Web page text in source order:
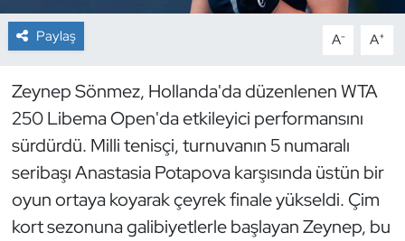
Paylaş A- A+
Zeynep Sönmez, Hollanda'da düzenlenen WTA
250 Libema Open'da etkileyici performansını
sürdürdü. Milli tenisçi, turnuvanın 5 numaralı
seribaşı Anastasia Potapova karşısında üstün bir
oyun ortaya koyarak çeyrek finale yükseldi. Çim
kort sezonuna galibiyetlerle başlayan Zeynep, bu
Dans Sporları
Dövüş Sanatı
E-Spor
Eskrim
Futbol